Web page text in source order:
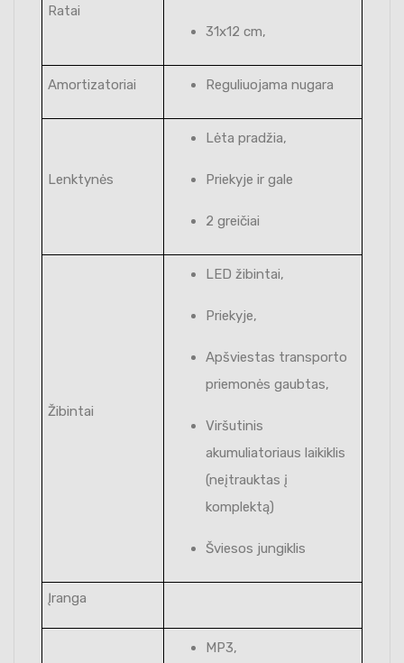
Ratai
31x12 cm,
Amortizatoriai Reguliuojama nugara
Lenktynės
Lėta pradžia,
Priekyje ir gale
2 greičiai
Žibintai
LED žibintai,
Priekyje,
Apšviestas transporto
priemonės gaubtas,
Viršutinis
akumuliatoriaus laikiklis
(neįtrauktas į
komplektą)
Šviesos jungiklis
Įranga
MP3,